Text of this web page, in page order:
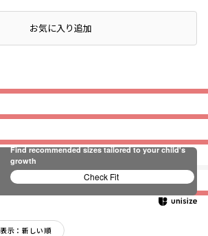
表示：新しい順
認するお気に入り追加
Find recommended sizes tailored to your child's
growth
Check Fit